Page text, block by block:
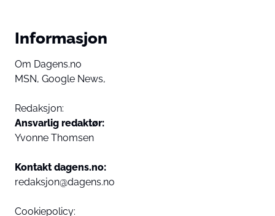
Informasjon
Om Dagens.no
MSN, Google News,
Redaksjon:
Ansvarlig redaktør:
Yvonne Thomsen
Kontakt dagens.no:
redaksjon@dagens.no
Cookiepolicy: